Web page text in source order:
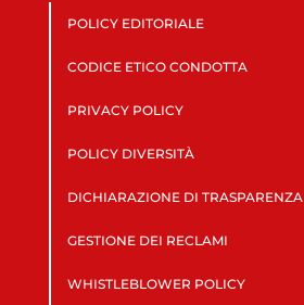
POLICY EDITORIALE
CODICE ETICO CONDOTTA
PRIVACY POLICY
POLICY DIVERSITÀ
DICHIARAZIONE DI TRASPARENZA
GESTIONE DEI RECLAMI
WHISTLEBLOWER POLICY